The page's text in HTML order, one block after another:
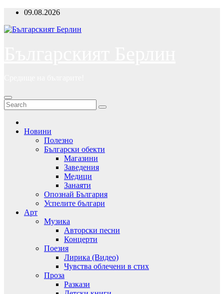
Skip
content
09.08.2026
Новини
Полезно
Български обекти
Магазини
Заведения
Медици
Занаяти
Опознай България
Успелите българи
Арт
Музика
Авторски песни
Концерти
Поезия
Лирика (Видео)
Чувства облечени в стих
Проза
Разкази